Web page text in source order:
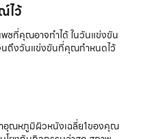
ไว้
พซที่คุณอาจทำได้ ในวันแข่งขัน
ถึงวันแข่งขันที่คุณกำหนดไว้
อุณหภูมิผิวหนังเฉลี่ย1ของคุณ